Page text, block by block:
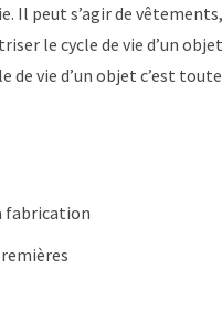
Il peut s’agir de
le cycle de vie d’un
vie d’un objet c’est
fabrication